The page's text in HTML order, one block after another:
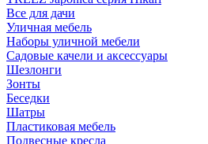
Все для дачи
Уличная мебель
Наборы уличной мебели
Садовые качели и аксессуары
Шезлонги
Зонты
Беседки
Шатры
Пластиковая мебель
Подвесные кресла